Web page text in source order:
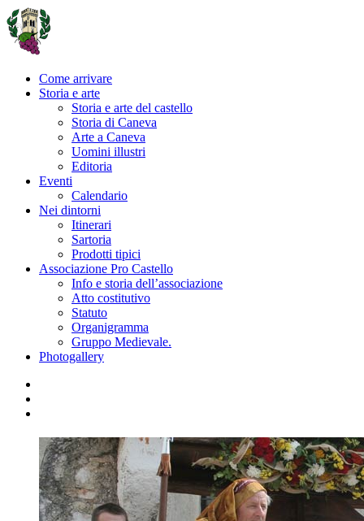
Come arrivare
Storia e arte
Storia e arte del castello
Storia di Caneva
Arte a Caneva
Uomini illustri
Editoria
Eventi
Calendario
Nei dintorni
Itinerari
Sartoria
Prodotti tipici
Associazione Pro Castello
Info e storia dell’associazione
Atto costitutivo
Statuto
Organigramma
Gruppo Medievale.
Photogallery